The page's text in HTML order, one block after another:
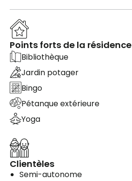
Points forts de la résidence
Bibliothèque
Jardin potager
Bingo
Pétanque extérieure
Yoga
Clientèles
Semi-autonome